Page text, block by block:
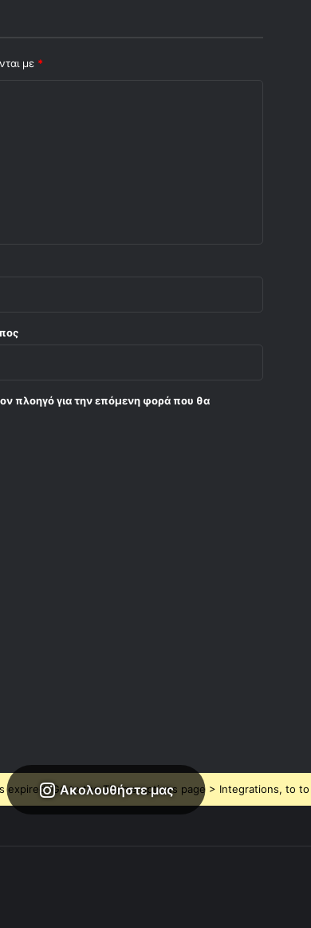
με *
πλοηγό για την επόμενη φορά που θα
Ακολουθήστε μας
expired, Go to the Theme options page > Integrations, to